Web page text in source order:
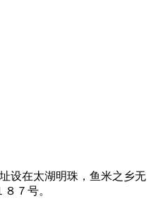
设在太湖明珠，鱼米之乡无
７号。